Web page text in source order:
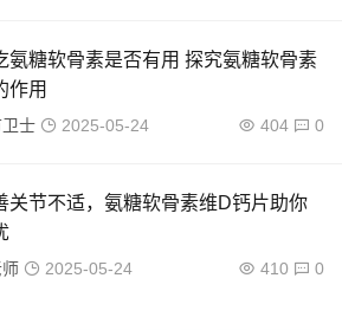
氨糖软骨素是否有用 探究氨糖软骨素
作用
士 2025-05-24 404 0
关节不适，氨糖软骨素维D钙片助你
2025-05-24 410 0